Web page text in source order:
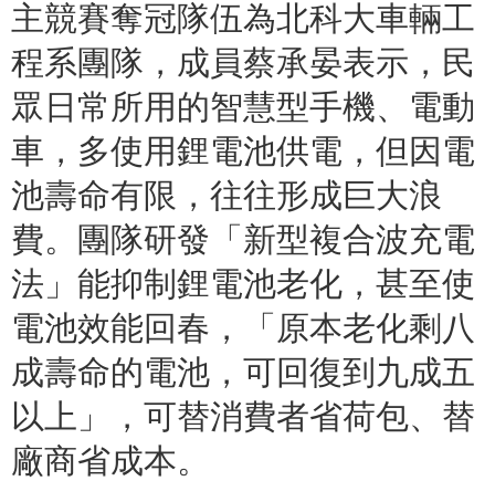
主競賽奪冠隊伍為北科大車輛工
程系團隊，成員蔡承晏表示，民
眾日常所用的智慧型手機、電動
車，多使用鋰電池供電，但因電
池壽命有限，往往形成巨大浪
費。團隊研發「新型複合波充電
法」能抑制鋰電池老化，甚至使
電池效能回春，「原本老化剩八
成壽命的電池，可回復到九成五
以上」，可替消費者省荷包、替
廠商省成本。